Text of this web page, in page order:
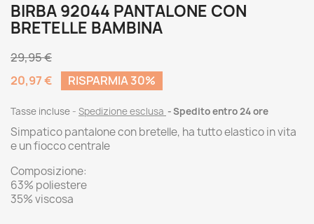
BIRBA 92044 PANTALONE CON
BRETELLE BAMBINA
29,95 €
20,97 €
RISPARMIA 30%
Tasse incluse Spedizione esclusa Spedito entro 24 ore
Simpatico pantalone con bretelle, ha tutto elastico in vita
e un fiocco centrale
Composizione:
63% poliestere
35% viscosa